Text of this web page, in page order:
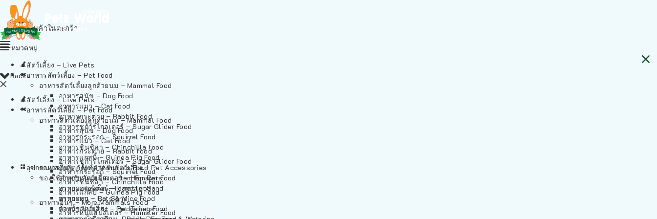
ไม่มีสินค้าในตะกร้า
Back
สัตว์เลี้ยง – Live Pets
อาหารสัตว์เลี้ยง – Pet Food
อาหารสัตว์เลี้ยงลูกด้วยนม – Mammal Food
อาหารสุนัข – Dog Food
อาหารแมว – Cat Food
อาหารกระต่าย – Rabbit Food
อาหารชูก้าร์ไกลเดอร์ – Sugar Glider Food
อาหารกระรอก – Squirrel Food
อาหารชินชิล่า – Chinchilla Food
อาหารแกสบี้ – Guinea Pig Food
อาหารอื่นๆ – More Mammals Food
อาหารหนูแฮมสเตอร์ – Hamster Food
หมวดหมู่
สัตว์เลี้ยง – Live Pets
อาหารสัตว์เลี้ยง – Pet Food
อาหารสัตว์เลี้ยงลูกด้วยนม – Mammal Food
อาหารสุนัข – Dog Food
อาหารแมว – Cat Food
อาหารกระต่าย – Rabbit Food
อาหารชูก้าร์ไกลเดอร์ – Sugar Glider Food
อาหารกระรอก – Squirrel Food
อาหารชินชิล่า – Chinchilla Food
อาหารแกสบี้ – Guinea Pig Food
อาหารอื่นๆ – More Mammals Food
อาหารหนูแฮมสเตอร์ – Hamster Food
อาหารเฟอร์เร็ต – Ferret Food
อาหารหนู – Rats & Mice Food
อาหารเม่นแคระ – Hedgehog Food
อุปกรณและผลิตภัณฑ์สำหรับสัตว์เลี้ยง – Pet Accessories
ของใช้สำหรับสัตว์เลี้ยง – Item For Pets
ทรายแฮมสเตอร์ – Hamster Sand
ทรายแมว – Cat Sand
ห้องน้ำสัตว์เลี้ยง – Pet Toilets